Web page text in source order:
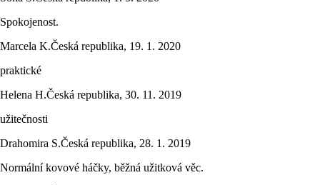
Spokojenost.
Marcela K.Česká republika, 19. 1. 2020
praktické
Helena H.Česká republika, 30. 11. 2019
užitečnosti
Drahomira S.Česká republika, 28. 1. 2019
Normální kovové háčky, běžná užitková věc.